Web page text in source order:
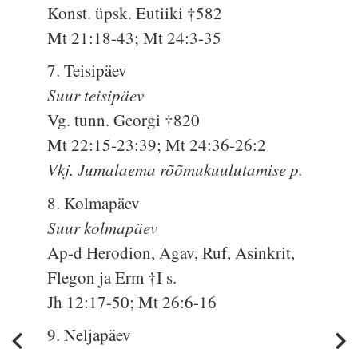
Konst. üpsk. Eutiiki †582
Mt 21:18-43; Mt 24:3-35
7. Teisipäev
Suur teisipäev
Vg. tunn. Georgi †820
Mt 22:15-23:39; Mt 24:36-26:2
Vkj. Jumalaema rõõmukuulutamise p.
8. Kolmapäev
Suur kolmapäev
Ap-d Herodion, Agav, Ruf, Asinkrit,
Flegon ja Erm †I s.
Jh 12:17-50; Mt 26:6-16
9. Neljapäev